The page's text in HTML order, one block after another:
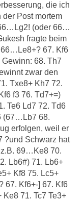
die ich
der Post mortem
(oder 66…
fragte beim
66…Le8+? 67. Kf6
68. Th7
zwar den
Txe8+ Kh7 72.
f3 76. Td7+=)
Te6 Ld7 72. Td6
(67…Lb7 68.
erfolgen, weil er
?und Schwarz hat
z.B. 69…Ke8 70.
Lb6#) 71. Lb6+
Kf8 75. Lc5+
67. Kf6+-] 67. Kf6
Ke8 71. Tc7 Te3+